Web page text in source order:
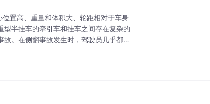
置高、重量和体积大、轮距相对于车身
半挂车的牵引车和挂车之间存在复杂的
。在侧翻事故发生时，驾驶员几乎都察